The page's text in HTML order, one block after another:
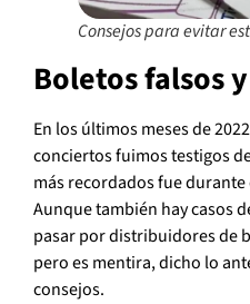
Consejos para evitar
Boletos falsos
En los últimos meses de
conciertos fuimos testigos
más recordados fue durante
Aunque también hay casos
pasar por distribuidores de
pero es mentira, dicho lo
consejos.